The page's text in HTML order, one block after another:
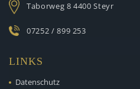
Taborweg 8 4400 Steyr
07252 / 899 253
LINKS
Datenschutz